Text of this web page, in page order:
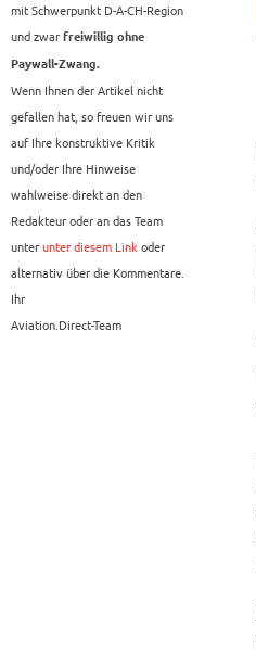
mit Schwerpunkt D-A-CH-Region
und zwar freiwillig ohne
Paywall-Zwang.
Wenn Ihnen der Artikel nicht
gefallen hat, so freuen wir uns
auf Ihre konstruktive Kritik
und/oder Ihre Hinweise
wahlweise direkt an den
Redakteur oder an das Team
unterunter diesem Linkoder
alternativ über die Kommentare.
Ihr
Aviation.Direct-Team